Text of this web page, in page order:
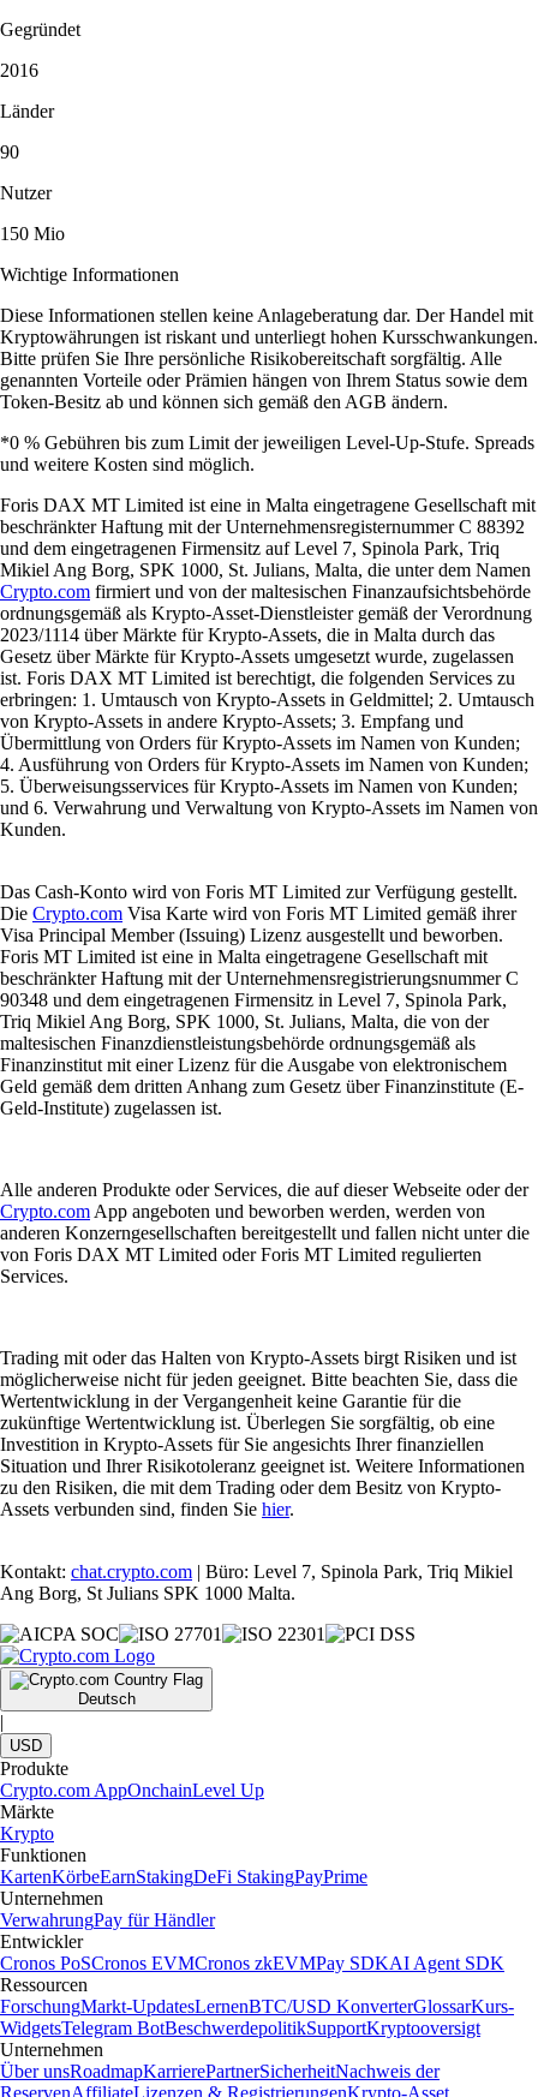
Gegründet
2016
Länder
90
Nutzer
150 Mio
Wichtige Informationen
Diese Informationen stellen keine Anlageberatung dar. Der Handel mit
Kryptowährungen ist riskant und unterliegt hohen Kursschwankungen.
Bitte prüfen Sie Ihre persönliche Risikobereitschaft sorgfältig. Alle
genannten Vorteile oder Prämien hängen von Ihrem Status sowie dem
Token-Besitz ab und können sich gemäß den AGB ändern.
*0 % Gebühren bis zum Limit der jeweiligen Level-Up-Stufe. Spreads
und weitere Kosten sind möglich.
Foris DAX MT Limited ist eine in Malta eingetragene Gesellschaft mit
beschränkter Haftung mit der Unternehmensregisternummer C 88392
und dem eingetragenen Firmensitz auf Level 7, Spinola Park, Triq
Mikiel Ang Borg, SPK 1000, St. Julians, Malta, die unter dem Namen
Crypto.com firmiert und von der maltesischen Finanzaufsichtsbehörde
ordnungsgemäß als Krypto-Asset-Dienstleister gemäß der Verordnung
2023/1114 über Märkte für Krypto-Assets, die in Malta durch das
Gesetz über Märkte für Krypto-Assets umgesetzt wurde, zugelassen
ist. Foris DAX MT Limited ist berechtigt, die folgenden Services zu
erbringen: 1. Umtausch von Krypto-Assets in Geldmittel; 2. Umtausch
von Krypto-Assets in andere Krypto-Assets; 3. Empfang und
Übermittlung von Orders für Krypto-Assets im Namen von Kunden;
4. Ausführung von Orders für Krypto-Assets im Namen von Kunden;
5. Überweisungsservices für Krypto-Assets im Namen von Kunden;
und 6. Verwahrung und Verwaltung von Krypto-Assets im Namen von
Kunden.
Das Cash-Konto wird von Foris MT Limited zur Verfügung gestellt.
Die Crypto.com Visa Karte wird von Foris MT Limited gemäß ihrer
Visa Principal Member (Issuing) Lizenz ausgestellt und beworben.
Foris MT Limited ist eine in Malta eingetragene Gesellschaft mit
beschränkter Haftung mit der Unternehmensregistrierungsnummer C
90348 und dem eingetragenen Firmensitz in Level 7, Spinola Park,
Triq Mikiel Ang Borg, SPK 1000, St. Julians, Malta, die von der
maltesischen Finanzdienstleistungsbehörde ordnungsgemäß als
Finanzinstitut mit einer Lizenz für die Ausgabe von elektronischem
Geld gemäß dem dritten Anhang zum Gesetz über Finanzinstitute (E-
Geld-Institute) zugelassen ist.
Alle anderen Produkte oder Services, die auf dieser Webseite oder der
Crypto.com App angeboten und beworben werden, werden von
anderen Konzerngesellschaften bereitgestellt und fallen nicht unter die
von Foris DAX MT Limited oder Foris MT Limited regulierten
Services.
Trading mit oder das Halten von Krypto-Assets birgt Risiken und ist
möglicherweise nicht für jeden geeignet. Bitte beachten Sie, dass die
Wertentwicklung in der Vergangenheit keine Garantie für die
zukünftige Wertentwicklung ist. Überlegen Sie sorgfältig, ob eine
Investition in Krypto-Assets für Sie angesichts Ihrer finanziellen
Situation und Ihrer Risikotoleranz geeignet ist. Weitere Informationen
zu den Risiken, die mit dem Trading oder dem Besitz von Krypto-
Assets verbunden sind, finden Sie hier.
Kontakt: chat.crypto.com | Büro: Level 7, Spinola Park, Triq Mikiel
Ang Borg, St Julians SPK 1000 Malta.
Deutsch
|
USD
Produkte
Crypto.com AppOnchainLevel Up
Märkte
Krypto
Funktionen
KartenKörbeEarnStakingDeFi StakingPayPrime
Unternehmen
VerwahrungPay für Händler
Entwickler
Cronos PoSCronos EVMCronos zkEVMPay SDKAI Agent SDK
Ressourcen
ForschungMarkt-UpdatesLernenBTC/USD KonverterGlossarKurs-
WidgetsTelegram BotBeschwerdepolitikSupportKryptooversigt
Unternehmen
Über unsRoadmapKarrierePartnerSicherheitNachweis der
ReservenAffiliateLizenzen & RegistrierungenKrypto-Asset